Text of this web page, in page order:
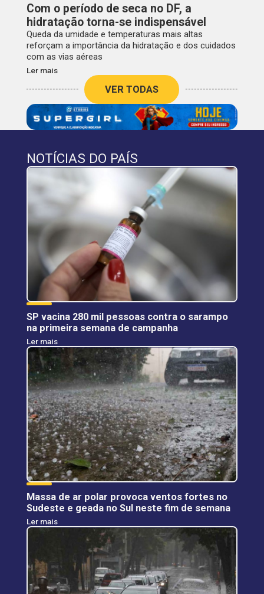
Com o período de seca no DF, a
hidratação torna-se indispensável
Queda da umidade e temperaturas mais altas
reforçam a importância da hidratação e dos cuidados
com as vias aéreas
Ler mais
VER TODAS
NOTÍCIAS DO PAÍS
SP vacina 280 mil pessoas contra o sarampo
na primeira semana de campanha
Ler mais
Massa de ar polar provoca ventos fortes no
Sudeste e geada no Sul neste fim de semana
Ler mais